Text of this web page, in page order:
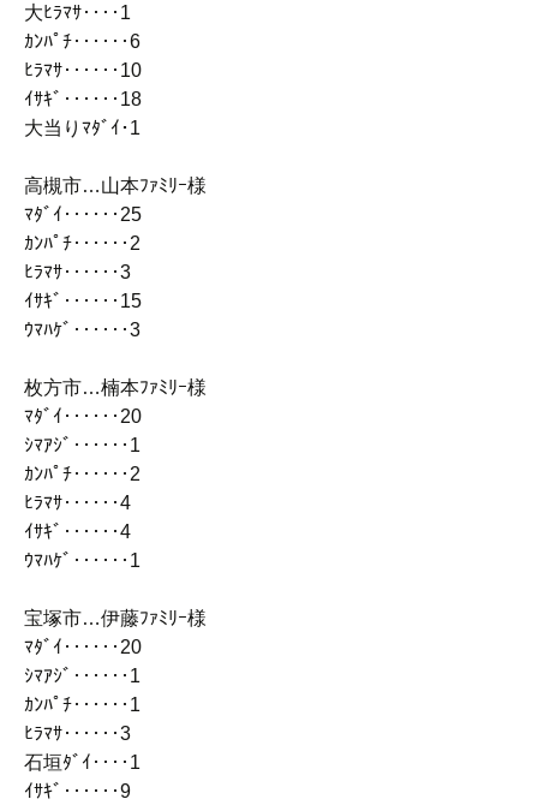
大ﾋﾗﾏｻ‥‥1
ｶﾝﾊﾟﾁ‥‥‥6
ﾋﾗﾏｻ‥‥‥10
ｲｻｷﾞ‥‥‥18
大当りﾏﾀﾞｲ･1
高槻市…山本ﾌｧﾐﾘｰ様
ﾏﾀﾞｲ‥‥‥25
ｶﾝﾊﾟﾁ‥‥‥2
ﾋﾗﾏｻ‥‥‥3
ｲｻｷﾞ‥‥‥15
ｳﾏﾊｹﾞ‥‥‥3
枚方市…楠本ﾌｧﾐﾘｰ様
ﾏﾀﾞｲ‥‥‥20
ｼﾏｱｼﾞ‥‥‥1
ｶﾝﾊﾟﾁ‥‥‥2
ﾋﾗﾏｻ‥‥‥4
ｲｻｷﾞ‥‥‥4
ｳﾏﾊｹﾞ‥‥‥1
宝塚市…伊藤ﾌｧﾐﾘｰ様
ﾏﾀﾞｲ‥‥‥20
ｼﾏｱｼﾞ‥‥‥1
ｶﾝﾊﾟﾁ‥‥‥1
ﾋﾗﾏｻ‥‥‥3
石垣ﾀﾞｲ‥‥1
ｲｻｷﾞ‥‥‥9